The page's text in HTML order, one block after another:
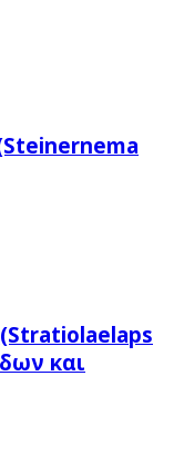
(Steinernema
(Stratiolaelaps
και